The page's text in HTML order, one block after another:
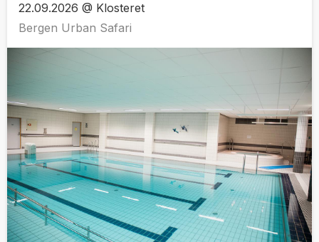
22.09.2026 @ Klosteret
Bergen Urban Safari